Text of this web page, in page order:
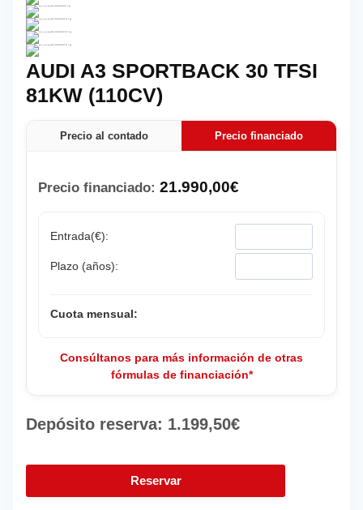
AUDI A3 SPORTBACK 30 TFSI
81KW (110CV)
Precio al contado Precio financiado
Precio financiado: 21.990,00€
Entrada(€):
Plazo (años):
Cuota mensual:
Consúltanos para más información de otras
fórmulas de financiación*
Depósito reserva: 1.199,50€
SPORTBACK
Reservar